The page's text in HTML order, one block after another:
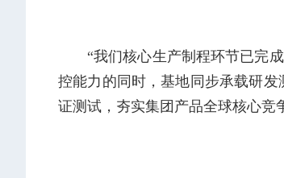
“我们核心生产制程环节已完
控能力的同时，基地同步承载研
证测试，夯实集团产品全球核心竞